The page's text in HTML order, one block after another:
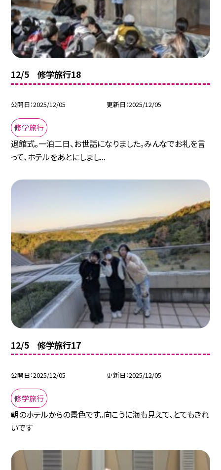
12/5 修学旅行18
公開日 2025/12/05 更新日 2025/12/05
修学旅行
退館式。一泊二日、お世話になりました。みんなでお礼を言
って、ホテルをあとにしまし...
12/5 修学旅行17
公開日 2025/12/05 更新日 2025/12/05
修学旅行
朝のホテルからの景色です。向こうに海も見えて、とてもきれ
いです